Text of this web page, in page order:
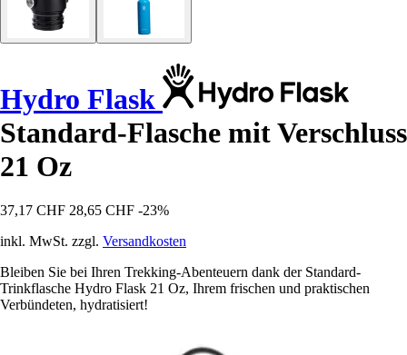
Hydro Flask
Standard-Flasche mit Verschluss
21 Oz
37,17 CHF 28,65 CHF -23%
inkl. MwSt. zzgl. Versandkosten
Bleiben Sie bei Ihren Trekking-Abenteuern dank der Standard-
Trinkflasche Hydro Flask 21 Oz, Ihrem frischen und praktischen
Verbündeten, hydratisiert!